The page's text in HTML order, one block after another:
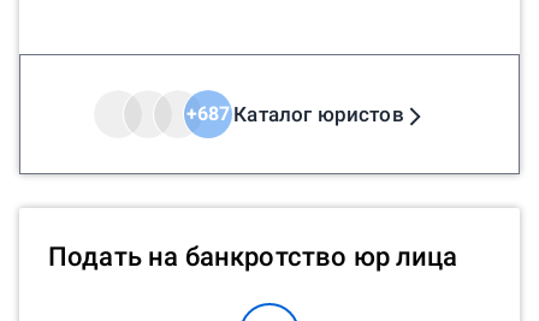
+687Каталог юристов
Подать на банкротство юр лица